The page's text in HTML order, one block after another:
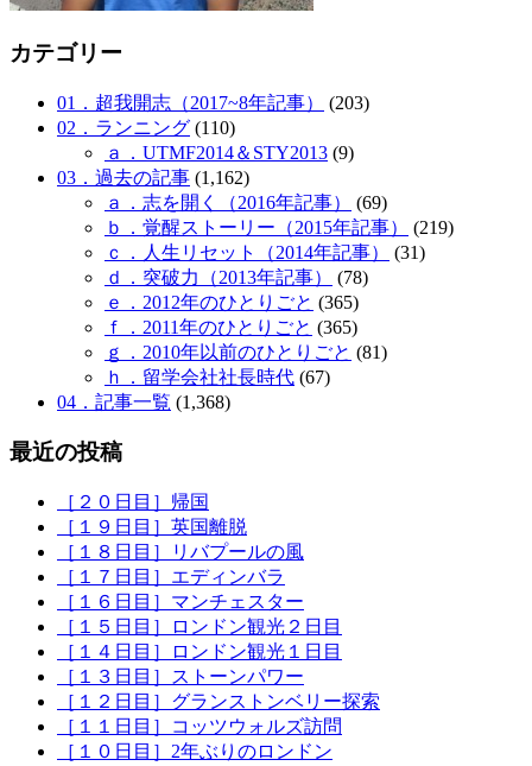
カテゴリー
01．超我開志（2017~8年記事）
(203)
02．ランニング (110)
ａ．UTMF2014＆STY2013 (9)
03．過去の記事 (1,162)
ａ．志を開く（2016年記事）
(69)
ｂ．覚醒ストーリー（2015年記事）
(219)
ｃ．人生リセット（2014年記事）
(31)
ｄ．突破力（2013年記事）
(78)
ｅ．2012年のひとりごと (365)
ｆ．2011年のひとりごと (365)
ｇ．2010年以前のひとりごと (81)
ｈ．留学会社社長時代 (67)
04．記事一覧 (1,368)
最近の投稿
［２０日目］帰国
［１９日目］英国離脱
［１８日目］リバプールの風
［１７日目］エディンバラ
［１６日目］マンチェスター
［１５日目］ロンドン観光２日目
［１４日目］ロンドン観光１日目
［１３日目］ストーンパワー
［１２日目］グランストンベリー探索
［１１日目］コッツウォルズ訪問
［１０日目］2年ぶりのロンドン